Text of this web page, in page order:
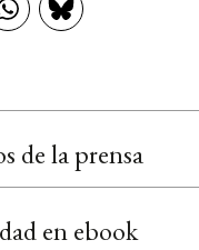
de la prensa
en ebook